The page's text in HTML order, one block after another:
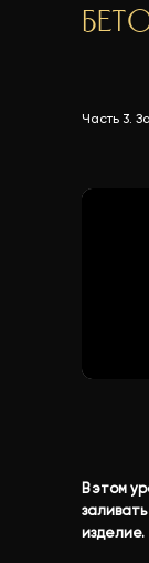
Часть 3.
В этом
изделие.